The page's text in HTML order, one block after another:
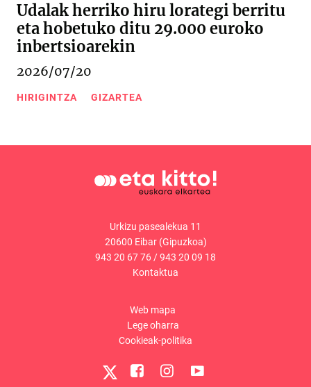
Udalak herriko hiru lorategi berritu
eta hobetuko ditu 29.000 euroko
inbertsioarekin
2026/07/20
HIRIGINTZA GIZARTEA
Urkizu pasealekua 11
20600 Eibar (Gipuzkoa)
943 20 67 76/943 20 09 18
Kontaktua
Web mapa
Lege oharra
Cookieak-politika